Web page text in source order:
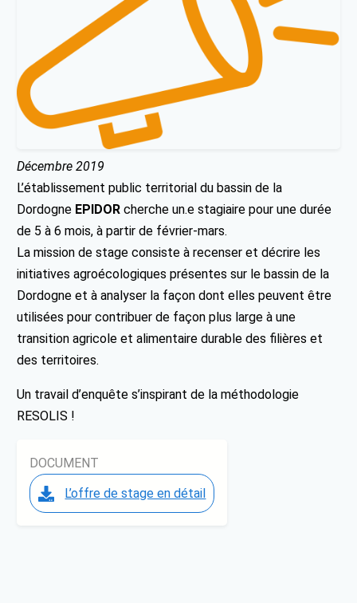
Décembre 2019
L’établissement public territorial du bassin de la
Dordogne EPIDOR cherche un.e stagiaire pour une durée
de 5 à 6 mois, à partir de février-mars.
La mission de stage consiste à recenser et décrire les
initiatives agroécologiques présentes sur le bassin de la
Dordogne et à analyser la façon dont elles peuvent être
utilisées pour contribuer de façon plus large à une
transition agricole et alimentaire durable des filières et
des territoires.
Un travail d’enquête s’inspirant de la méthodologie
RESOLIS !
DOCUMENT
L’offre de stage en détail